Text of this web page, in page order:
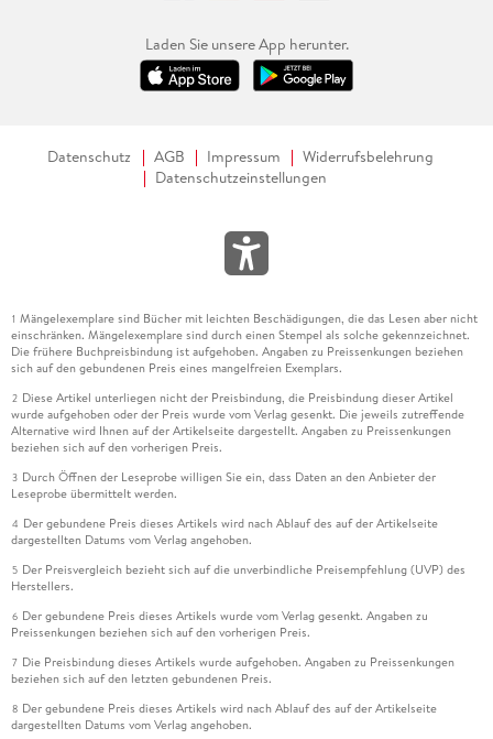
Laden Sie unsere App herunter.
Datenschutz AGB Impressum
Widerrufsbelehrung
Datenschutzeinstellungen
1 Mängelexemplare sind Bücher mit leichten Beschädigungen, die das Lesen aber nicht
einschränken. Mängelexemplare sind durch einen Stempel als solche gekennzeichnet.
Die frühere Buchpreisbindung ist aufgehoben. Angaben zu Preissenkungen beziehen
sich auf den gebundenen Preis eines mangelfreien Exemplars.
2 Diese Artikel unterliegen nicht der Preisbindung, die Preisbindung dieser Artikel
wurde aufgehoben oder der Preis wurde vom Verlag gesenkt. Die jeweils zutreffende
Alternative wird Ihnen auf der Artikelseite dargestellt. Angaben zu Preissenkungen
beziehen sich auf den vorherigen Preis.
3 Durch Öffnen der Leseprobe willigen Sie ein, dass Daten an den Anbieter der
Leseprobe übermittelt werden.
4 Der gebundene Preis dieses Artikels wird nach Ablauf des auf der Artikelseite
dargestellten Datums vom Verlag angehoben.
5 Der Preisvergleich bezieht sich auf die unverbindliche Preisempfehlung (UVP) des
Herstellers.
6 Der gebundene Preis dieses Artikels wurde vom Verlag gesenkt. Angaben zu
Preissenkungen beziehen sich auf den vorherigen Preis.
7 Die Preisbindung dieses Artikels wurde aufgehoben. Angaben zu Preissenkungen
beziehen sich auf den letzten gebundenen Preis.
8 Der gebundene Preis dieses Artikels wird nach Ablauf des auf der Artikelseite
dargestellten Datums vom Verlag angehoben.